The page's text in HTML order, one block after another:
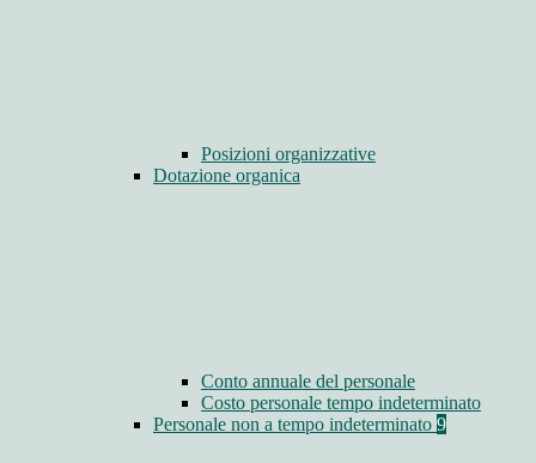
Posizioni organizzative
Dotazione organica
Conto annuale del personale
Costo personale tempo indeterminato
Personale non a tempo indeterminato 9